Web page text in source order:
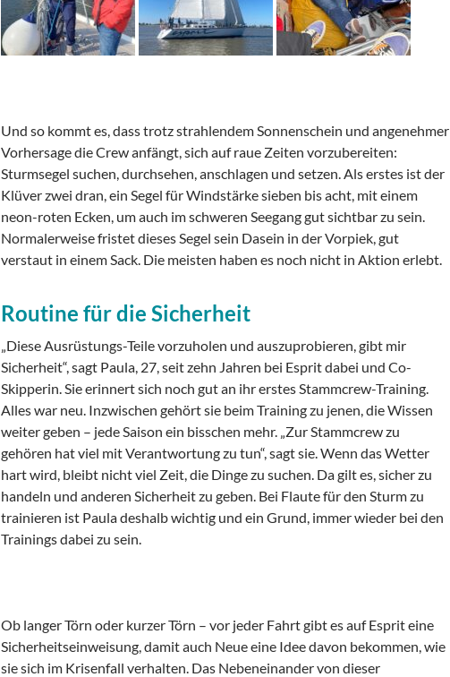
Und so kommt es, dass trotz strahlendem Sonnenschein und angenehmer
Vorhersage die Crew anfängt, sich auf raue Zeiten vorzubereiten:
Sturmsegel suchen, durchsehen, anschlagen und setzen. Als erstes ist der
Klüver zwei dran, ein Segel für Windstärke sieben bis acht, mit einem
neon-roten Ecken, um auch im schweren Seegang gut sichtbar zu sein.
Normalerweise fristet dieses Segel sein Dasein in der Vorpiek, gut
verstaut in einem Sack. Die meisten haben es noch nicht in Aktion erlebt.
Routine für die Sicherheit
„Diese Ausrüstungs-Teile vorzuholen und auszuprobieren, gibt mir
Sicherheit“, sagt Paula, 27, seit zehn Jahren bei Esprit dabei und Co-
Skipperin. Sie erinnert sich noch gut an ihr erstes Stammcrew-Training.
Alles war neu. Inzwischen gehört sie beim Training zu jenen, die Wissen
weiter geben – jede Saison ein bisschen mehr. „Zur Stammcrew zu
gehören hat viel mit Verantwortung zu tun“, sagt sie. Wenn das Wetter
hart wird, bleibt nicht viel Zeit, die Dinge zu suchen. Da gilt es, sicher zu
handeln und anderen Sicherheit zu geben. Bei Flaute für den Sturm zu
trainieren ist Paula deshalb wichtig und ein Grund, immer wieder bei den
Trainings dabei zu sein.
Ob langer Törn oder kurzer Törn – vor jeder Fahrt gibt es auf Esprit eine
Sicherheitseinweisung, damit auch Neue eine Idee davon bekommen, wie
sie sich im Krisenfall verhalten. Das Nebeneinander von dieser